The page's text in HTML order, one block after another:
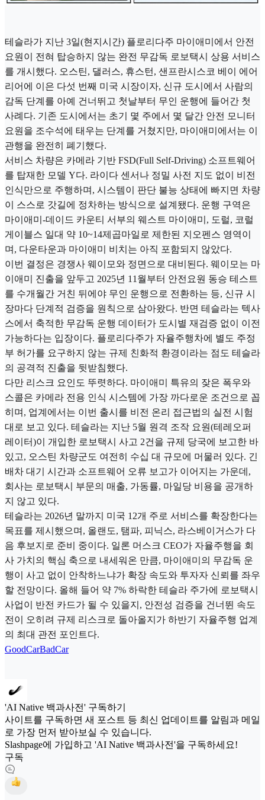
테슬라가 지난 3일(현지시간) 플로리다주 마이애미에서 안전
요원이 전혀 탑승하지 않는 완전 무감독 로보택시 상용 서비스
를 개시했다. 오스틴, 댈러스, 휴스턴, 샌프란시스코 베이 에어
리어에 이은 다섯 번째 미국 시장이자, 신규 도시에서 사람의
감독 단계를 아예 건너뛰고 첫날부터 무인 운행에 들어간 첫
사례다. 기존 도시에서는 초기 몇 주에서 몇 달간 안전 모니터
요원을 조수석에 태우는 단계를 거쳤지만, 마이애미에서는 이
관행을 완전히 폐기했다.
서비스 차량은 카메라 기반 FSD(Full Self-Driving) 소프트웨어
를 탑재한 모델 Y다. 라이다 센서나 정밀 사전 지도 없이 비전
인식만으로 주행하며, 시스템이 판단 불능 상태에 빠지면 차량
이 스스로 갓길에 정차하는 방식으로 설계됐다. 운행 구역은
마이애미-데이드 카운티 서부의 웨스트 마이애미, 도럴, 코럴
게이블스 일대 약 10~14제곱마일로 제한된 지오펜스 영역이
며, 다운타운과 마이애미 비치는 아직 포함되지 않았다.
이번 결정은 경쟁사 웨이모와 정면으로 대비된다. 웨이모는 마
이애미 진출을 앞두고 2025년 11월부터 안전요원 동승 테스트
를 수개월간 거친 뒤에야 무인 운행으로 전환하는 등, 신규 시
장마다 단계적 검증을 원칙으로 삼아왔다. 반면 테슬라는 텍사
스에서 축적한 무감독 운행 데이터가 도시별 재검증 없이 이전
가능하다는 입장이다. 플로리다주가 자율주행차에 별도 주정
부 허가를 요구하지 않는 규제 친화적 환경이라는 점도 테슬라
의 공격적 진출을 뒷받침했다.
다만 리스크 요인도 뚜렷하다. 마이애미 특유의 잦은 폭우와
스콜은 카메라 전용 인식 시스템에 가장 까다로운 조건으로 꼽
히며, 업계에서는 이번 출시를 비전 온리 접근법의 실전 시험
대로 보고 있다. 테슬라는 지난 5월 원격 조작 요원(테레오퍼
레이터)이 개입한 로보택시 사고 2건을 규제 당국에 보고한 바
있고, 오스틴 차량군도 여전히 수십 대 규모에 머물러 있다. 긴
배차 대기 시간과 소프트웨어 오류 보고가 이어지는 가운데,
회사는 로보택시 부문의 매출, 가동률, 마일당 비용을 공개하
지 않고 있다.
테슬라는 2026년 말까지 미국 12개 주로 서비스를 확장한다는
목표를 제시했으며, 올랜도, 탬파, 피닉스, 라스베이거스가 다
음 후보지로 준비 중이다. 일론 머스크 CEO가 자율주행을 회
사 가치의 핵심 축으로 내세워온 만큼, 마이애미의 무감독 운
행이 사고 없이 안착하느냐가 확장 속도와 투자자 신뢰를 좌우
할 전망이다. 올해 들어 약 7% 하락한 테슬라 주가에 로보택시
사업이 반전 카드가 될 수 있을지, 안전성 검증을 건너뛴 속도
전이 오히려 규제 리스크로 돌아올지가 하반기 자율주행 업계
의 최대 관전 포인트다.
GoodCarBadCar
'AI Native 백과사전' 구독하기
사이트를 구독하면 새 포스트 등 최신 업데이트를 알림과 메일
로 가장 먼저 받아보실 수 있습니다.
Slashpage에 가입하고 'AI Native 백과사전'을 구독하세요!
구독